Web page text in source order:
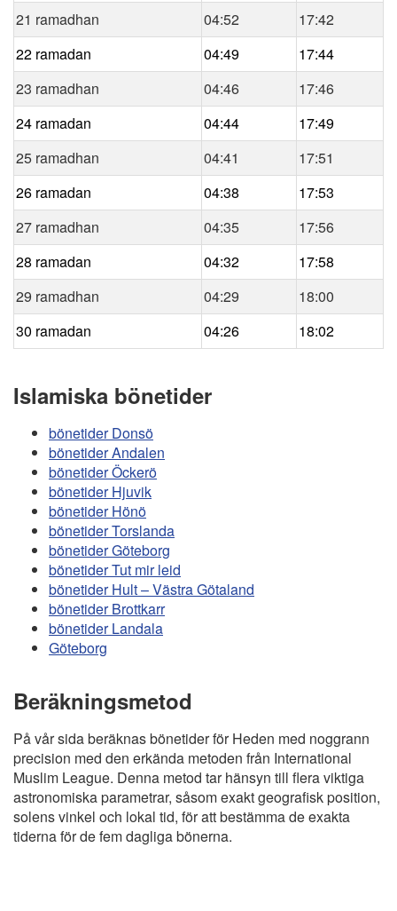
21 ramadhan
04:52
17:42
22 ramadan
04:49
17:44
23 ramadhan
04:46
17:46
24 ramadan
04:44
17:49
25 ramadhan
04:41
17:51
26 ramadan
04:38
17:53
27 ramadhan
04:35
17:56
28 ramadan
04:32
17:58
29 ramadhan
04:29
18:00
30 ramadan
04:26 18:02
Islamiska bönetider
bönetider Donsö
bönetider Andalen
bönetider Öckerö
bönetider Hjuvik
bönetider Hönö
bönetider Torslanda
bönetider Göteborg
bönetider Tut mir leid
bönetider Hult – Västra Götaland
bönetider Brottkarr
bönetider Landala
Göteborg
Beräkningsmetod
På vår sida beräknas bönetider för Heden med noggrann
precision med den erkända metoden från International
Muslim League. Denna metod tar hänsyn till flera viktiga
astronomiska parametrar, såsom exakt geografisk position,
solens vinkel och lokal tid, för att bestämma de exakta
tiderna för de fem dagliga bönerna.